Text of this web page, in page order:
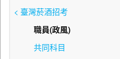
< 臺灣菸酒招考
職員(政風)
共同科目